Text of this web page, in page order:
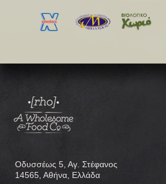
Οδυσσέως 5, Αγ. Στέφανος
14565, Αθήνα, Ελλάδα